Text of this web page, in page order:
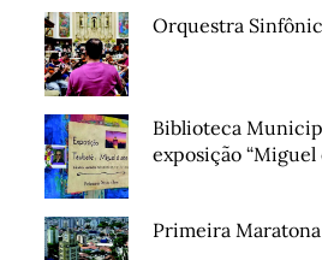
Orquestra
Biblioteca
exposição “Miguel
Primeira